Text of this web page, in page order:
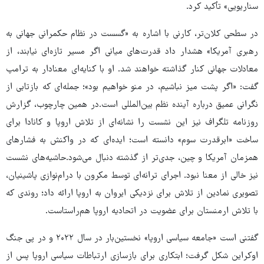
سناریویی» تأکید کرد.
در سطحی کلان‌تر، کارنی با اشاره به «گسست در نظام حکمرانی جهانی به
رهبری آمریکا» هشدار داد قدرت‌های میانی اگر مسیر تازه‌ای نیابند، از
معادلات جهانی کنار گذاشته خواهند شد. او با کنایه‌ای معنادار به ترامپ
گفت: «اگر پشت میز نباشیم، در منو خواهیم بود»؛ جمله‌ای که بازتابی از
نگرانی عمیق درباره آینده نظم بین‌المللی است.در همین چارچوب، گزارش
روزنامه تلگراف نیز این نشست را نشانه‌ای از تلاش اروپا و کانادا برای
ساخت «ابرقدرت سوم» دانسته است؛ ایده‌ای که در واکنش به فشارهای
همزمان آمریکا و چین، جدی‌تر از گذشته دنبال می‌شود.حاشیه‌های نشست
نیز خالی از معنا نبود. اجرای ترانه‌ای توسط مکرون با درام‌نوازی پاشینیان،
تصویری نمادین از تلاش برای نزدیکی ایروان به اروپا ارائه داد؛ روندی که
با تلاش ارمنستان برای عضویت در اتحادیه اروپا هم‌راستاست.
گفتنی است «جامعه سیاسی اروپا» نخستین‌بار در سال ۲۰۲۲ و در پی جنگ
اوکراین شکل گرفت؛ ابتکاری برای بازسازی ارتباطات سیاسی اروپا پس از